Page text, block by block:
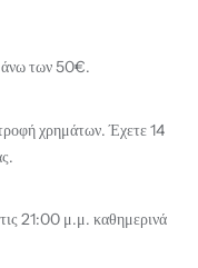
άνω των 50€.
χρημάτων. Έχετε 14
21:00 μ.μ. καθημερινά